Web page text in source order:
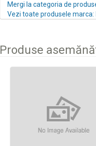
Mergi la categoria de
Vezi toate produsele marca:
Produse